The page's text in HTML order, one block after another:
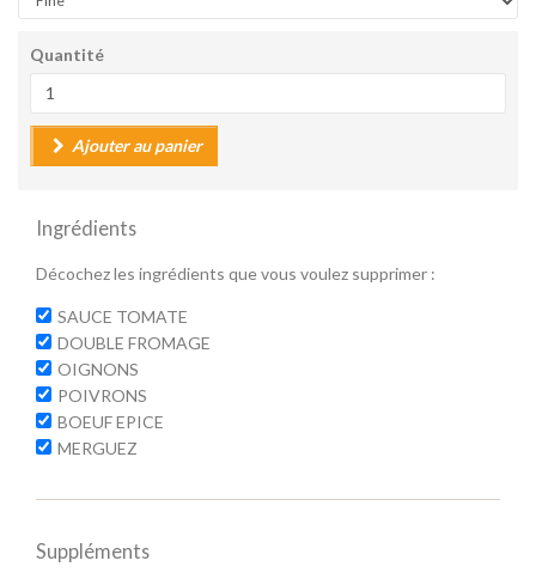
Quantité
Ajouter au panier
Ingrédients
Décochez les ingrédients que vous voulez supprimer :
SAUCE TOMATE
DOUBLE FROMAGE
OIGNONS
POIVRONS
BOEUF EPICE
MERGUEZ
Suppléments